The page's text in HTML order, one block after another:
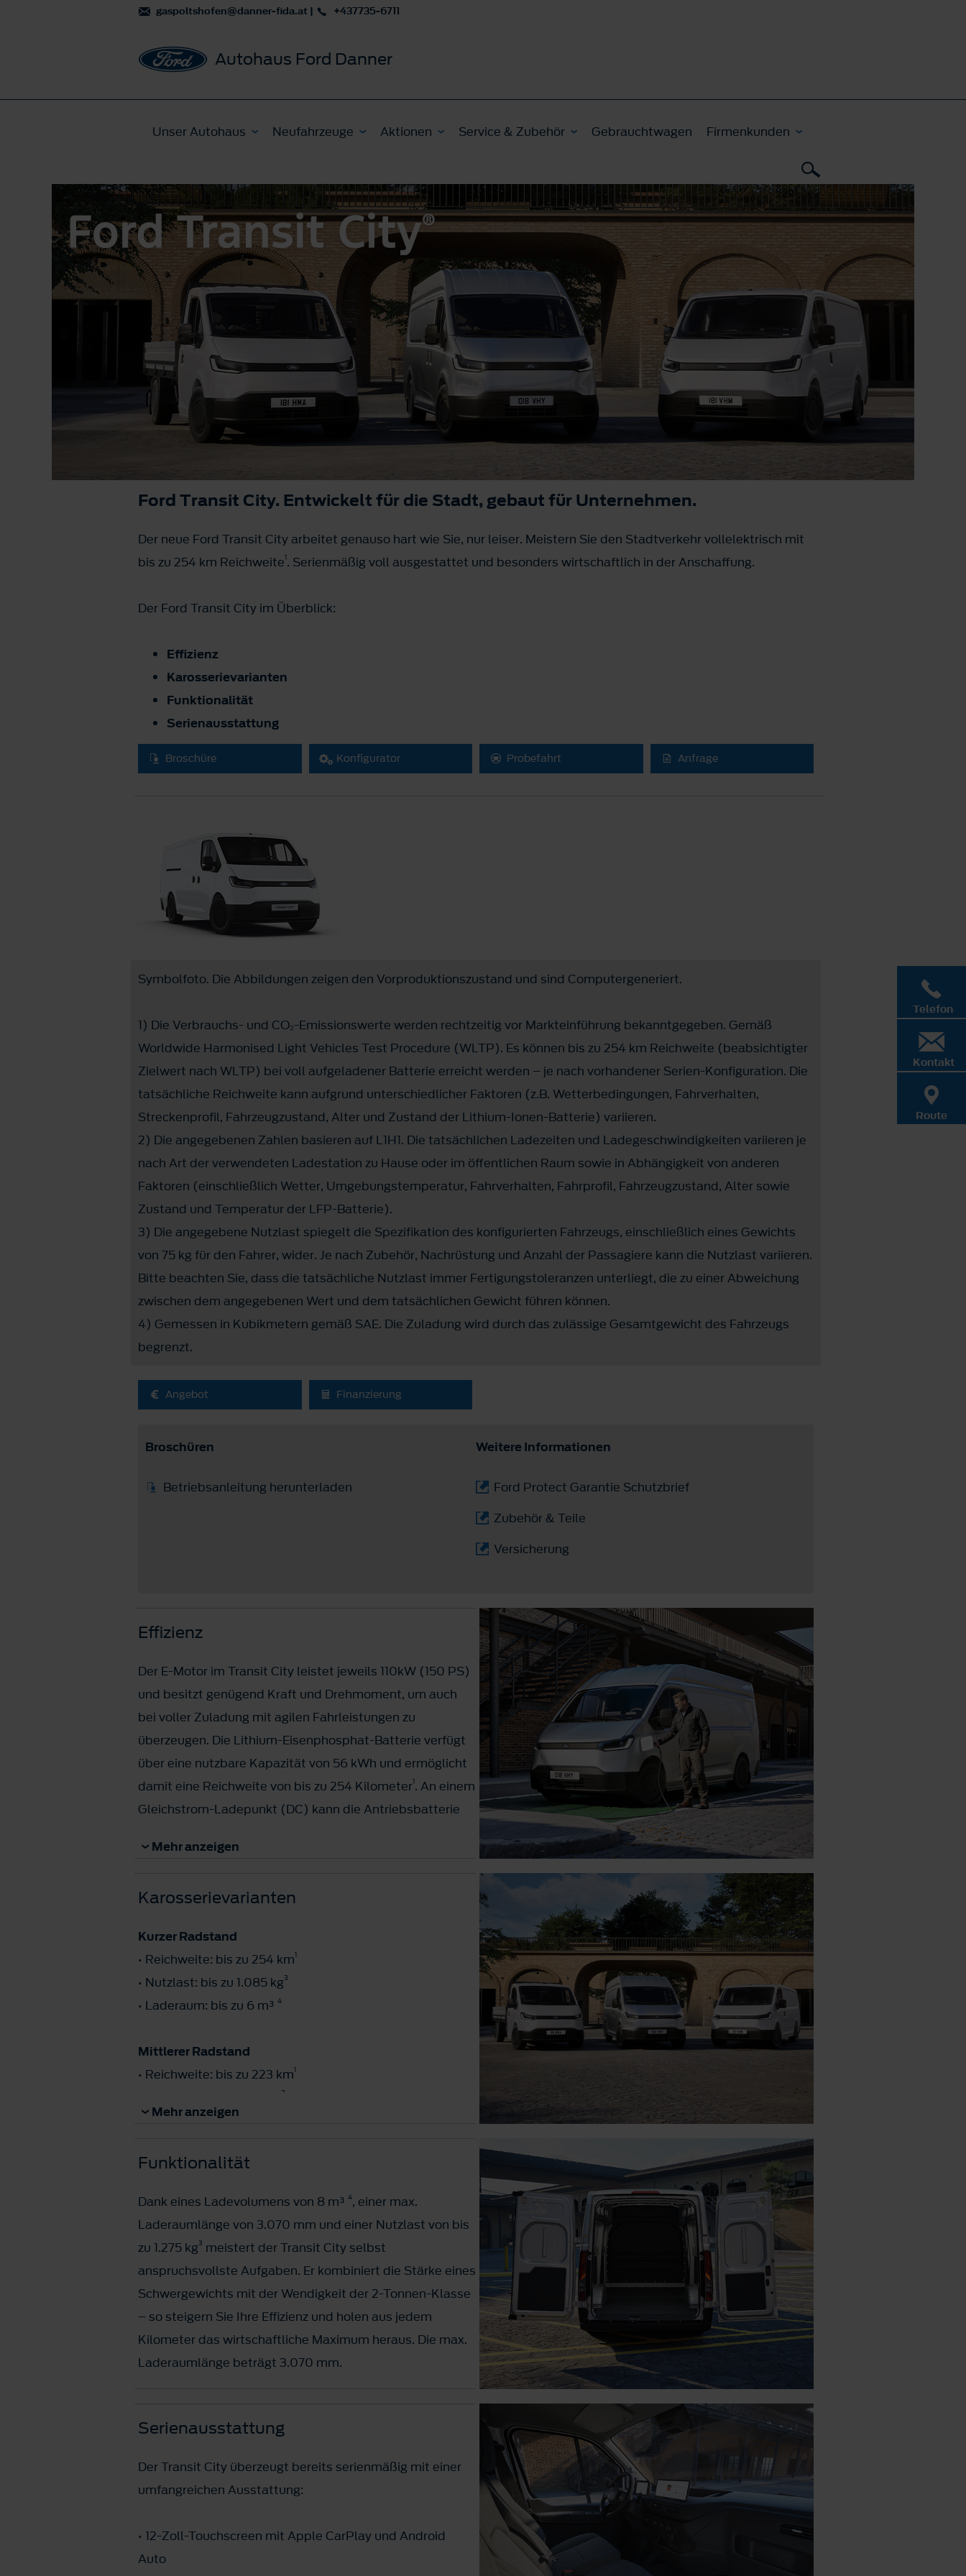
gaspoltshofen@danner-fida.at | +437735-6711
Autohaus Ford Danner
Unser Autohaus Neufahrzeuge Aktionen Service & Zubehör Gebrauchtwagen Firmenkunden
Ford Transit City. Entwickelt für die Stadt, gebaut für Unternehmen.
Der neue Ford Transit City arbeitet genauso hart wie Sie, nur leiser. Meistern Sie den Stadtverkehr vollelektrisch mit
bis zu 254 km Reichweite1. Serienmäßig voll ausgestattet und besonders wirtschaftlich in der Anschaffung.
Der Ford Transit City im Überblick:
Effizienz
Karosserievarianten
Funktionalität
Serienausstattung
Broschüre Konfigurator Probefahrt Anfrage
Symbolfoto. Die Abbildungen zeigen den Vorproduktionszustand und sind Computergeneriert.
1) Die Verbrauchs- und CO₂-Emissionswerte werden rechtzeitig vor Markteinführung bekanntgegeben. Gemäß
Worldwide Harmonised Light Vehicles Test Procedure (WLTP). Es können bis zu 254 km Reichweite (beabsichtigter
Zielwert nach WLTP) bei voll aufgeladener Batterie erreicht werden – je nach vorhandener Serien-Konfiguration. Die
tatsächliche Reichweite kann aufgrund unterschiedlicher Faktoren (z.B. Wetterbedingungen, Fahrverhalten,
Streckenprofil, Fahrzeugzustand, Alter und Zustand der Lithium-Ionen-Batterie) variieren.
2) Die angegebenen Zahlen basieren auf L1H1. Die tatsächlichen Ladezeiten und Ladegeschwindigkeiten variieren je
nach Art der verwendeten Ladestation zu Hause oder im öffentlichen Raum sowie in Abhängigkeit von anderen
Faktoren (einschließlich Wetter, Umgebungstemperatur, Fahrverhalten, Fahrprofil, Fahrzeugzustand, Alter sowie
Zustand und Temperatur der LFP-Batterie).
3) Die angegebene Nutzlast spiegelt die Spezifikation des konfigurierten Fahrzeugs, einschließlich eines Gewichts
von 75 kg für den Fahrer, wider. Je nach Zubehör, Nachrüstung und Anzahl der Passagiere kann die Nutzlast variieren.
Bitte beachten Sie, dass die tatsächliche Nutzlast immer Fertigungstoleranzen unterliegt, die zu einer Abweichung
zwischen dem angegebenen Wert und dem tatsächlichen Gewicht führen können.
4) Gemessen in Kubikmetern gemäß SAE. Die Zuladung wird durch das zulässige Gesamtgewicht des Fahrzeugs
begrenzt.
Angebot Finanzierung
Broschüren
Betriebsanleitung herunterladen
Weitere Informationen
Ford Protect Garantie Schutzbrief
Zubehör & Teile
Versicherung
Effizienz
Der E-Motor im Transit City leistet jeweils 110kW (150 PS)
und besitzt genügend Kraft und Drehmoment, um auch
bei voller Zuladung mit agilen Fahrleistungen zu
überzeugen. Die Lithium-Eisenphosphat-Batterie verfügt
über eine nutzbare Kapazität von 56 kWh und ermöglicht
damit eine Reichweite von bis zu 254 Kilometer1. An einem
Gleichstrom-Ladepunkt (DC) kann die Antriebsbatterie
aufladen2. Für eine zusätzliche Reichweite von bis zu 65
Minuten2. An einer Wechselstrom-Wallbox mit 11 kW
Mehr anzeigen
Karosserievarianten
Kurzer Radstand
• Reichweite: bis zu 254 km1
• Nutzlast: bis zu 1.085 kg3
• Laderaum: bis zu 6 m³ 4
Mittlerer Radstand
• Reichweite: bis zu 223 km1
3
• Laderaum: bis zu 8 m³
Fahrgestell
3
• Laderaum: abhängig vom Aufbau
Mehr anzeigen
Funktionalität
Dank eines Ladevolumens von 8 m³ 4, einer max.
Laderaumlänge von 3.070 mm und einer Nutzlast von bis
zu 1.275 kg3 meistert der Transit City selbst
anspruchsvollste Aufgaben. Er kombiniert die Stärke eines
Schwergewichts mit der Wendigkeit der 2-Tonnen-Klasse
– so steigern Sie Ihre Effizienz und holen aus jedem
Kilometer das wirtschaftliche Maximum heraus. Die max.
Laderaumlänge beträgt 3.070 mm.
Serienausstattung
Der Transit City überzeugt bereits serienmäßig mit einer
umfangreichen Ausstattung:
• 12-Zoll-Touchscreen mit Apple CarPlay und Android
Auto
Telefon
Kontakt
Route